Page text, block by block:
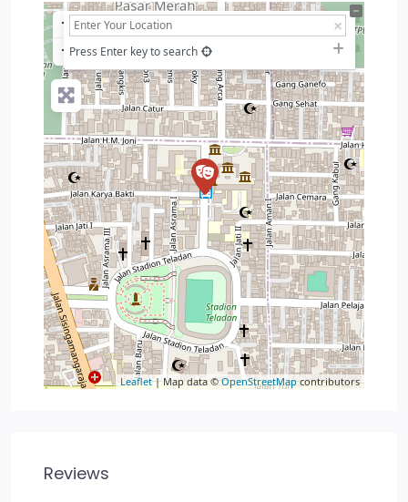
+
−Press Enter key to search
Leaflet| Map data ©OpenStreetMapcontributors
Reviews